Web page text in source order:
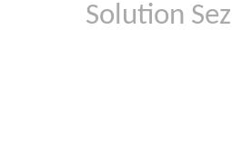
Solution